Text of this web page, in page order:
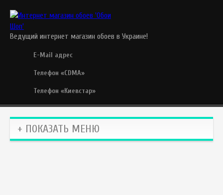
Ведущий интернет магазин обоев в Украине!
E-Mail адрес
Телефон «CDMA»
Телефон «Киевстар»
+ ПОКАЗАТЬ МЕНЮ